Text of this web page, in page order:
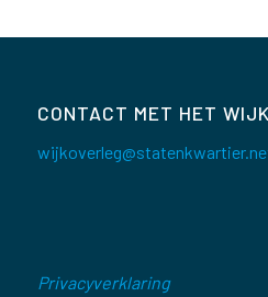
CONTACT MET HET
Privacyverklaring